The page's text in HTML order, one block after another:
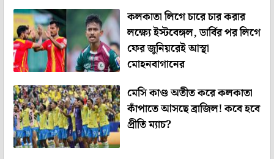
কলকাতা লিগে চারে চার করার
লক্ষ্যে ইস্টবেঙ্গল, ডার্বির পর লিগে
ফের জুনিয়রেই আস্থা
মোহনবাগানের
মেসি কাণ্ড অতীত করে কলকাতা
কাঁপাতে আসছে ব্রাজিল! কবে হবে
প্রীতি ম্যাচ?